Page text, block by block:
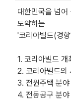
대한민국을 넘
도약하는
'코리아빌드(경
1. 코리아빌드
2. 코리아빌드의
3. 전원주택 분
4. 전동공구 분